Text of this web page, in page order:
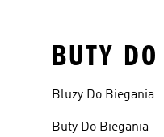
BUTY
Bluzy Do Biegania
Buty Do Biegania